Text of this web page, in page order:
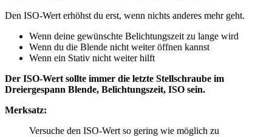
Den ISO-Wert erhöhst du erst, wenn nichts anderes mehr geht.
Wenn deine gewünschte Belichtungszeit zu lange wird
Wenn du die Blende nicht weiter öffnen kannst
Wenn ein Stativ nicht weiter hilft
Der ISO-Wert sollte immer die letzte Stellschraube im
Dreiergespann Blende, Belichtungszeit, ISO sein.
Merksatz:
Versuche den ISO-Wert so gering wie möglich zu